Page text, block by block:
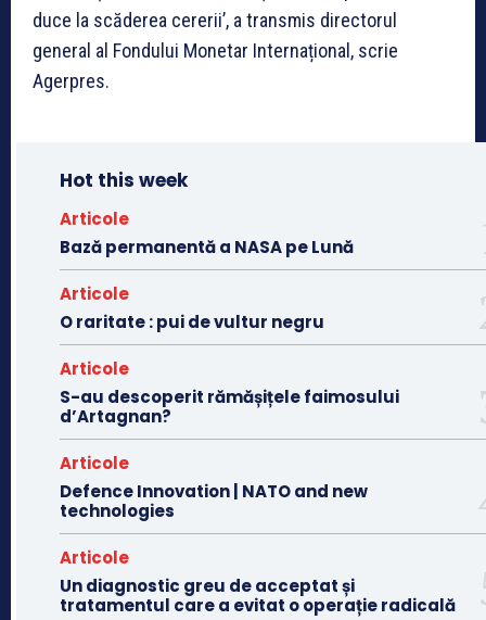
duce la scăderea cererii’, a transmis directorul
general al Fondului Monetar Internațional, scrie
Agerpres.
Hot this week
Articole
Bază permanentă a NASA pe Lună
Articole
O raritate : pui de vultur negru
Articole
S-au descoperit rămășițele faimosului
d’Artagnan?
Articole
Defence Innovation | NATO and new
technologies
Articole
Un diagnostic greu de acceptat și
tratamentul care a evitat o operație radicală